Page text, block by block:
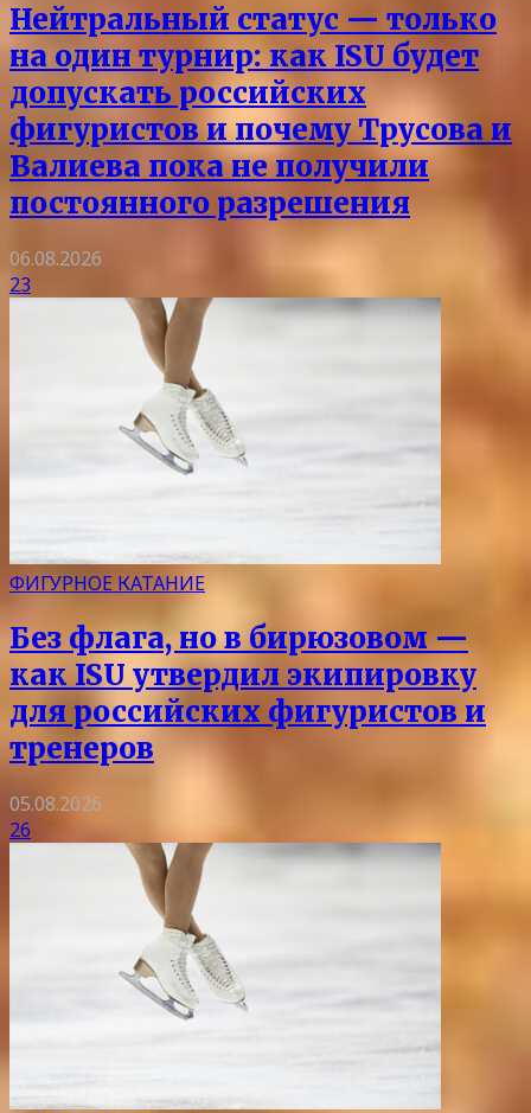
Нейтральный статус — только
на один турнир: как ISU будет
допускать российских
фигуристов и почему Трусова и
Валиева пока не получили
постоянного разрешения
06.08.2026
23
ФИГУРНОЕ КАТАНИЕ
Без флага, но в бирюзовом —
как ISU утвердил экипировку
для российских фигуристов и
тренеров
05.08.2026
26